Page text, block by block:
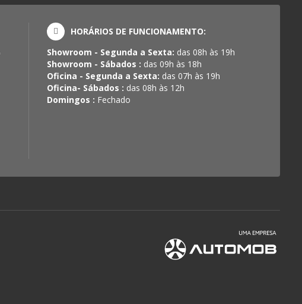
HORÁRIOS DE FUNCIONAMENTO:
Showroom - Segunda a Sexta: das 08h às 19h
Showroom - Sábados : das 09h às 18h
Oficina - Segunda a Sexta: das 07h às 19h
Oficina- Sábados : das 08h às 12h
Domingos : Fechado